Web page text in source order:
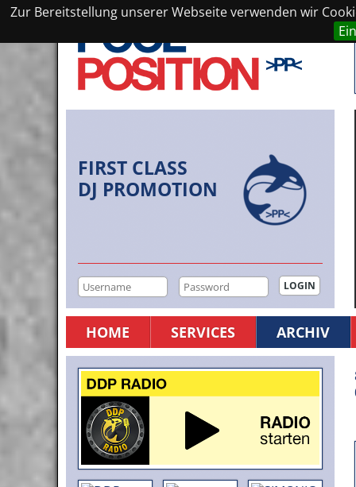
Zur Bereitstellung unserer Webseite verwenden wir
FIRST CLASS
DJ PROMOTION
HOME SERVICES ARCHIV